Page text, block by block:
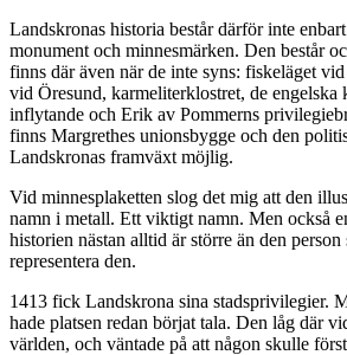
Landskronas historia består därför inte
monument och minnesmärken. Den består
finns där även när de inte syns: fiskeläget
vid Öresund, karmeliterklostret, de engelska
inflytande och Erik av Pommerns
finns Margrethes unionsbygge och den
Landskronas framväxt möjlig.
Vid minnesplaketten slog det mig att den
namn i metall. Ett viktigt namn. Men också
historien nästan alltid är större än den person
representera den.
1413 fick Landskrona sina stadsprivilegier.
hade platsen redan börjat tala. Den låg där
världen, och väntade på att någon skulle